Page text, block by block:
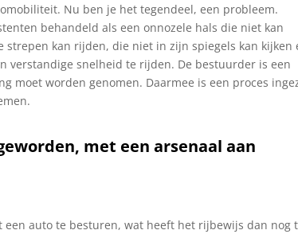
Nu ben je het tegendeel, een probleem.
behandeld als een onnozele hals die niet kan
kan rijden, die niet in zijn spiegels kan kijken
verstandige snelheid te rijden. De bestuurder is een
moet worden genomen. Daarmee is een proces
met een arsenaal aan
auto te besturen, wat heeft het rijbewijs dan nog